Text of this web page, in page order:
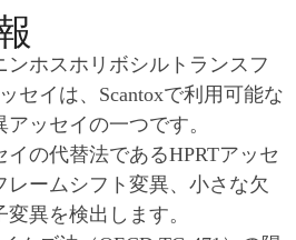
ンホスホリボシルトランスフ
セイは、Scantoxで利用可能な
ッセイの一つです。
の代替法であるHPRTアッセ
レームシフト変異、小さな欠
異を検出します。